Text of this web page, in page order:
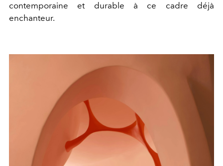
contemporaine et durable à ce cadre déjà
enchanteur.